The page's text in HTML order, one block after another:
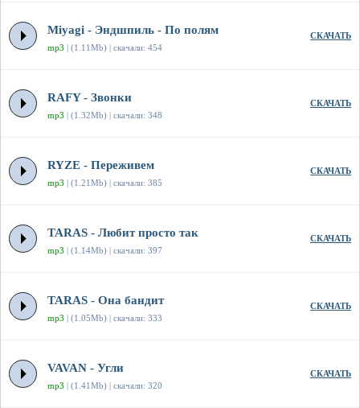
Miyagi - Эндшпиль - По полям
mp3 | (1.11Mb) | скачали: 454
СКАЧАТЬ
RAFY - Звонки
mp3 | (1.32Mb) | скачали: 348
СКАЧАТЬ
RYZE - Переживем
mp3 | (1.21Mb) | скачали: 385
СКАЧАТЬ
TARAS - Любит просто так
mp3 | (1.14Mb) | скачали: 397
СКАЧАТЬ
TARAS - Она бандит
mp3 | (1.05Mb) | скачали: 333
СКАЧАТЬ
VAVAN - Угли
mp3 | (1.41Mb) | скачали: 320
СКАЧАТЬ